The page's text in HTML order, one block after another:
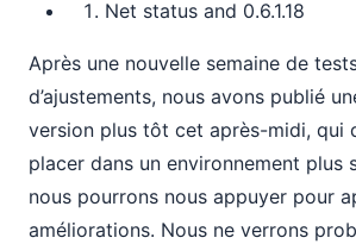
Net status and 0.6.1.18
Après une nouvelle semaine de
d’ajustements, nous avons publié
version plus tôt cet après-midi, qui
placer dans un environnement plus
nous pourrons nous appuyer pour
améliorations. Nous ne verrons